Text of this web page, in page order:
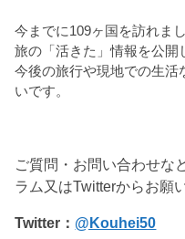
今までに109ヶ国を訪れまし
旅の「活きた」情報を公開
今後の旅行や現地での生活
いです。
ご質問・お問い合わせな
ラム又はTwitterからお願
Twitter： @Kouhei50